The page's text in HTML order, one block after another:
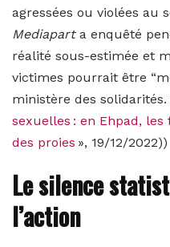
agressées ou violées au
Mediaparta enquêté
réalité sous-estimée et
victimes pourrait être
ministère des solidarités.
sexuelles : en Ehpad,
des proies », 19/12/2022))
Le silence
l’action